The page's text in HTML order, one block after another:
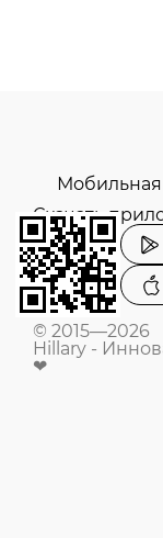
Скачать
© 2015—2026
Hillary -
❤